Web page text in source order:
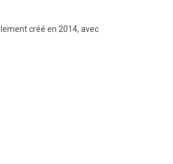
créé en 2014, avec